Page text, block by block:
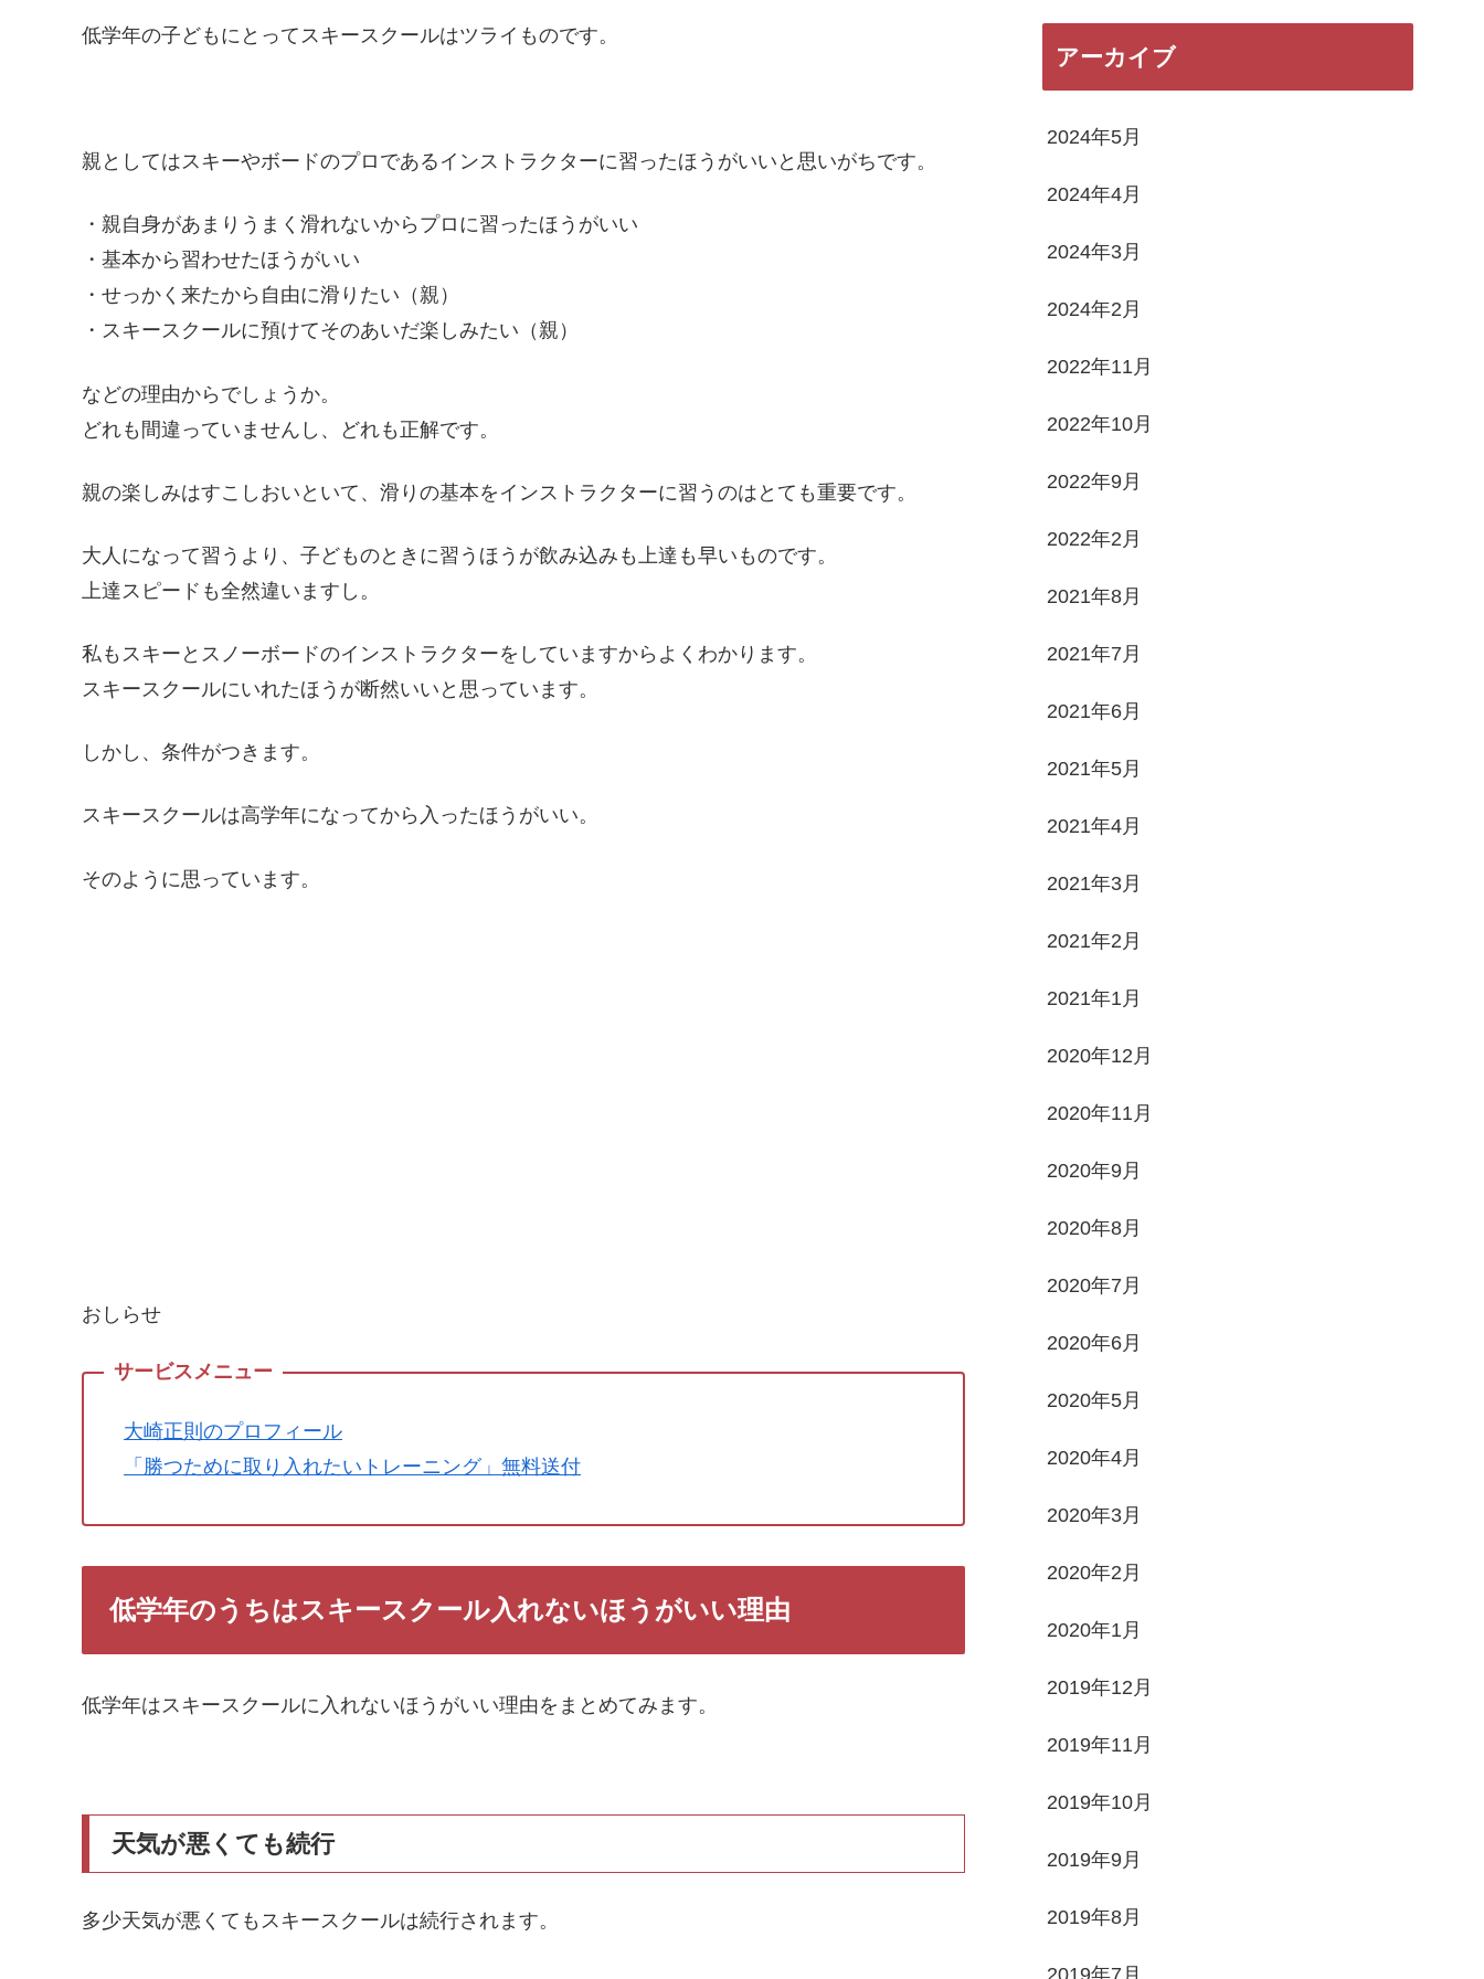
低学年の子どもにとってスキースクールはツライものです。
親としてはスキーやボードのプロであるインストラクターに習ったほうがいいと思いがちです。
・親自身があまりうまく滑れないからプロに習ったほうがいい
・基本から習わせたほうがいい
・せっかく来たから自由に滑りたい（親）
・スキースクールに預けてそのあいだ楽しみたい（親）
などの理由からでしょうか。
どれも間違っていませんし、どれも正解です。
親の楽しみはすこしおいといて、滑りの基本をインストラクターに習うのはとても重要です。
大人になって習うより、子どものときに習うほうが飲み込みも上達も早いものです。
上達スピードも全然違いますし。
私もスキーとスノーボードのインストラクターをしていますからよくわかります。
スキースクールにいれたほうが断然いいと思っています。
しかし、条件がつきます。
スキースクールは高学年になってから入ったほうがいい。
そのように思っています。
おしらせ
大崎正則のプロフィール
「勝つために取り入れたいトレーニング」無料送付
低学年のうちはスキースクール入れないほうがいい理由
低学年はスキースクールに入れないほうがいい理由をまとめてみます。
天気が悪くても続行
多少天気が悪くてもスキースクールは続行されます。
アーカイブ
2024年5月
2024年4月
2024年3月
2024年2月
2022年11月
2022年10月
2022年9月
2022年2月
2021年8月
2021年7月
2021年6月
2021年5月
2021年4月
2021年3月
2021年2月
2021年1月
2020年12月
2020年11月
2020年9月
2020年8月
2020年7月
2020年6月
2020年5月
2020年4月
2020年3月
2020年2月
2020年1月
2019年12月
2019年11月
2019年10月
2019年9月
2019年8月